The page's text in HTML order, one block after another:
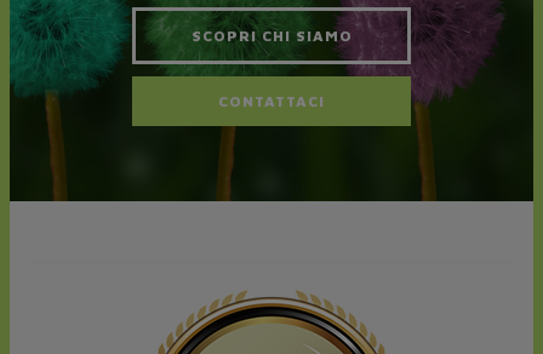
SCOPRI CHI SIAMO
CONTATTACI